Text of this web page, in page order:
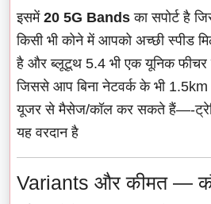
इसमें 20 5G Bands का सपोर्ट है
किसी भी कोने में आपको अच्छी स्पीड
है और ब्लूटूथ 5.4 भी एक यूनिक फीचर
जिससे आप बिना नेटवर्क के भी
यूजर से मैसेज/कॉल कर सकते हैं—-
यह वरदान है
Variants और कीमत —